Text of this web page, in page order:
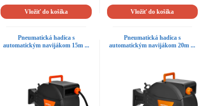
Vložiť do košíka Vložiť do košíka
Pneumatická hadica s
automatickým navijákom 15m ...
Pneumatická hadica s
automatickým navijákom 20m ...